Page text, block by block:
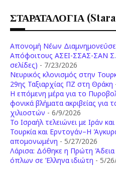
ΣΤΑΡΑΤΑΛΟΓΙΑ
Απονομή Νέων
Απόφοιτους ΑΣΕΙ-ΣΣΑΣ-ΣΑΝ
σελίδες) - 7/23/2026
Νευρικός κλονισμός στην
29ης Ταξιαρχίας ΠΖ στη Θράκη
Η επόμενη μέρα για το
φονικά βλήματα ακριβείας για
χιλιοστών - 6/9/2026
Το Ισραήλ τελειώνει με Ιράν
Τουρκία και Ερντογάν–Η
απομονωμένη - 5/27/2026
Λάρισα: Δόθηκε η Πρώτη
όπλων σε Έλληνα ιδιώτη - 5/